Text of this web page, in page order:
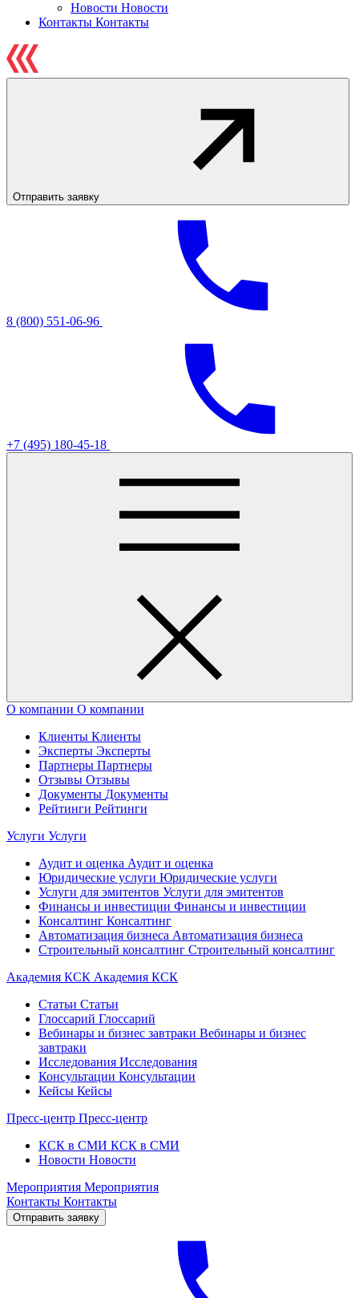
Новости Новости
Контакты Контакты
Отправить заявку
8 (800) 551-06-96
+7 (495) 180-45-18
О компании О компании
Клиенты Клиенты
Эксперты Эксперты
Партнеры Партнеры
Отзывы Отзывы
Документы Документы
Рейтинги Рейтинги
Услуги Услуги
Аудит и оценка Аудит и оценка
Юридические услуги Юридические услуги
Услуги для эмитентов Услуги для эмитентов
Финансы и инвестиции Финансы и инвестиции
Консалтинг Консалтинг
Автоматизация бизнеса Автоматизация бизнеса
Строительный консалтинг Строительный консалтинг
Академия КСК Академия КСК
Статьи Статьи
Глоссарий Глоссарий
Вебинары и бизнес завтраки Вебинары и бизнес
завтраки
Исследования Исследования
Консультации Консультации
Кейсы Кейсы
Пресс-центр Пресс-центр
КСК в СМИ КСК в СМИ
Новости Новости
Мероприятия Мероприятия
Контакты Контакты
Отправить заявку